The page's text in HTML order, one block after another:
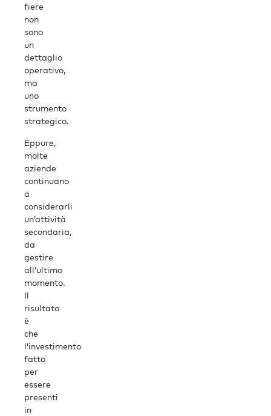
fiere
non
sono
un
dettaglio
operativo,
ma
uno
strumento
strategico.
Eppure,
molte
aziende
continuano
a
considerarli
un’attività
secondaria,
da
gestire
all’ultimo
momento.
Il
risultato
è
che
l’investimento
fatto
per
essere
presenti
in